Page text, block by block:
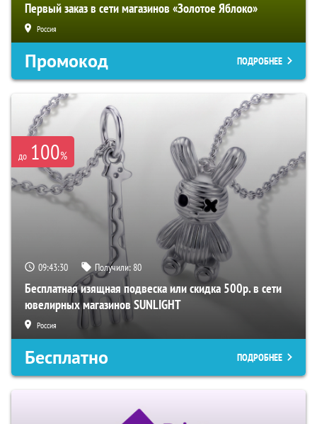
Первый заказ в сети магазинов «Золотое Яблоко»
Россия
Промокод ПОДРОБНЕЕ
до 100%
09:43:29 Получили:80
Бесплатная изящная подвеска или скидка 500р. в сети
ювелирных магазинов SUNLIGHT
Россия
Бесплатно ПОДРОБНЕЕ